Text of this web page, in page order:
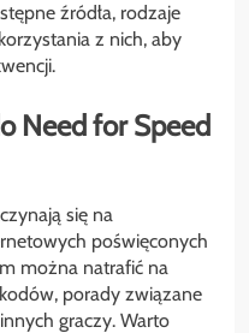
źródła, rodzaje
z nich, aby
Need for Speed
się na
poświęconych
można natrafić na
porady związane
graczy. Warto